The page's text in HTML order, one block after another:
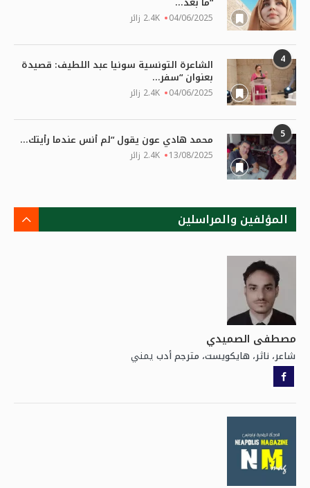
04/06/2025 2.4K زائر
4 الشاعرة التونسية سونيا عبد اللطيف: قصيدة
بعنوان “سفر...
04/06/2025 2.4K زائر
5 محمد هادي عون يقول “لم أنس عندما رأيتك...
13/08/2025 2.4K زائر
المؤلفين والمراسلين
مصطفى الصميدي
شاعر، ناثر، هايكويست، مترجم أدب يمني